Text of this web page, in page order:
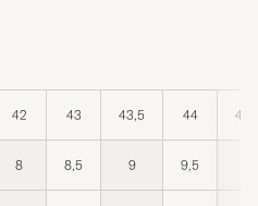
42 43 43,5 44
8 8,5 9 9,5